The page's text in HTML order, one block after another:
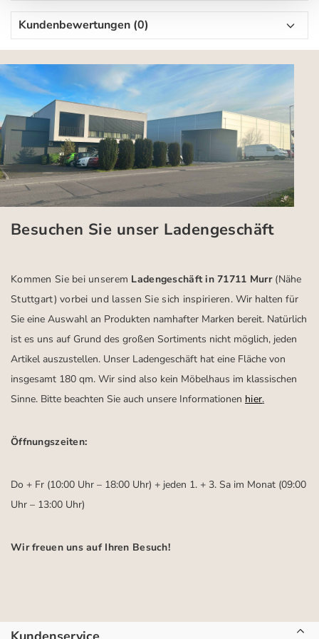
Kundenbewertungen (0)
Besuchen Sie unser Ladengeschäft
Kommen Sie bei unserem Ladengeschäft in 71711 Murr (Nähe
Stuttgart) vorbei und lassen Sie sich inspirieren.Wir halten für
Sie eine Auswahl an Produkten namhafter Marken bereit. Natürlich
ist es uns auf Grund des großen Sortiments nicht möglich, jeden
Artikel auszustellen. Unser Ladengeschäft hat eine Fläche von
insgesamt 180 qm. Wir sind also kein Möbelhaus im klassischen
Sinne. Bitte beachten Sie auch unsere Informationen hier.
Öffnungszeiten:
Do + Fr (10:00 Uhr – 18:00 Uhr) + jeden 1. + 3. Sa im Monat (09:00
Uhr – 13:00 Uhr)
Wir freuen uns auf Ihren Besuch!